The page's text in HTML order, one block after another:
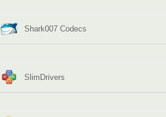
Shark007 Codecs
SlimDrivers